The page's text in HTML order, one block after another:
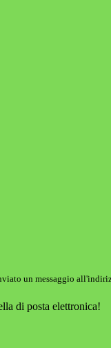
un messaggio
di posta elettronica!